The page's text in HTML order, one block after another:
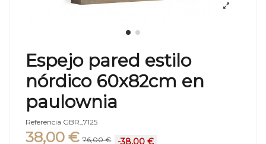
Espejo pared estilo
nórdico 60x82cm en
paulownia
Referencia GBR_7125
38,00 € 76,00 € -38,00 €